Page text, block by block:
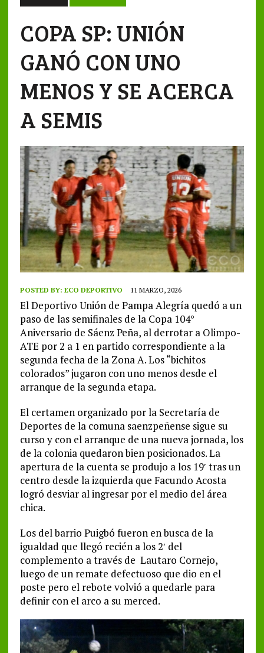
COPA SP: UNIÓN
GANÓ CON UNO
MENOS Y SE ACERCA
A SEMIS
POSTED BY: ECO DEPORTIVO 11 MARZO, 2026
El Deportivo Unión de Pampa Alegría quedó a un
paso de las semifinales de la Copa 104°
Aniversario de Sáenz Peña, al derrotar a Olimpo-
ATE por 2 a 1 en partido correspondiente a la
segunda fecha de la Zona A. Los “bichitos
colorados” jugaron con uno menos desde el
arranque de la segunda etapa.
El certamen organizado por la Secretaría de
Deportes de la comuna saenzpeñense sigue su
curso y con el arranque de una nueva jornada, los
de la colonia quedaron bien posicionados. La
apertura de la cuenta se produjo a los 19′ tras un
centro desde la izquierda que Facundo Acosta
logró desviar al ingresar por el medio del área
chica.
Los del barrio Puigbó fueron en busca de la
igualdad que llegó recién a los 2′ del
complemento a través de Lautaro Cornejo,
luego de un remate defectuoso que dio en el
poste pero el rebote volvió a quedarle para
definir con el arco a su merced.